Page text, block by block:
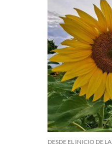
DESDE EL INICIO DE LA